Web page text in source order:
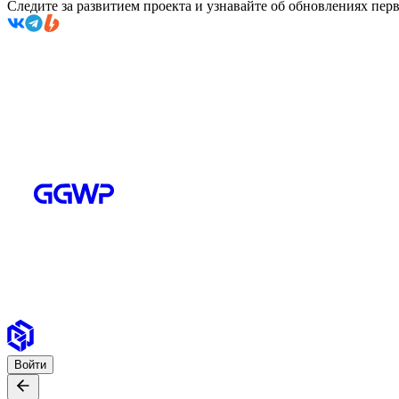
Следите за развитием проекта и узнавайте об обновлениях
Войти